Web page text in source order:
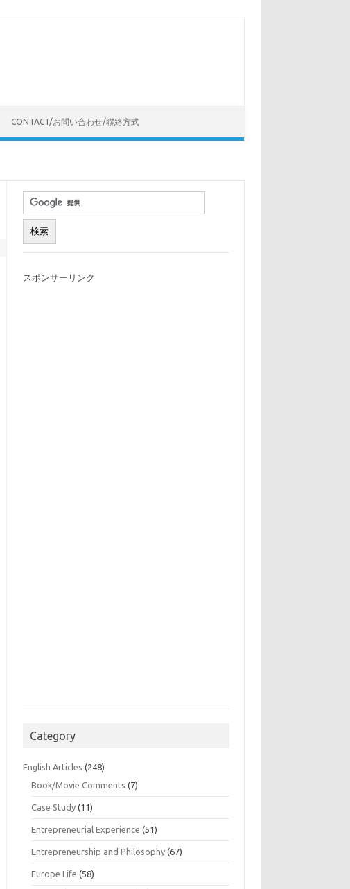
CONTACT/お問い合わせ/聯絡方式
スポンサーリンク
Category
English Articles (248)
Book/Movie Comments (7)
Case Study (11)
Entrepreneurial Experience (51)
Entrepreneurship and Philosophy (67)
Europe Life (58)